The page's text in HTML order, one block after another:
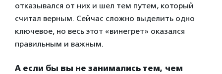
отказывался от них и шел тем путем, который
считал верным. Сейчас сложно выделить одно
ключевое, но весь этот «винегрет» оказался
правильным и важным.
А если бы вы не занимались тем, чем